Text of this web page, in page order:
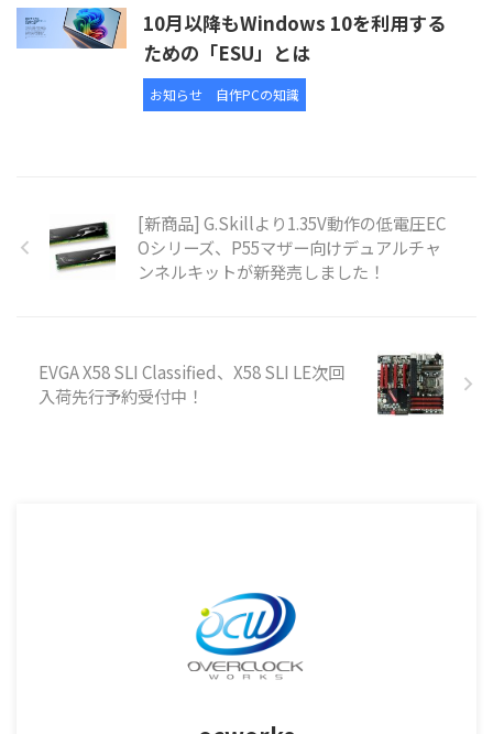
10月以降もWindows 10を利用する
ための「ESU」とは
お知らせ 自作PCの知識
[新商品] G.Skillより1.35V動作の低電圧EC
Oシリーズ、P55マザー向けデュアルチャ
ンネルキットが新発売しました！
EVGA X58 SLI Classified、X58 SLI LE次回
入荷先行予約受付中！